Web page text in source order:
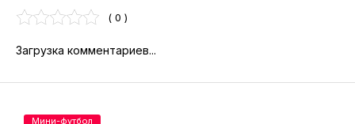
( 0 )
Загрузка комментариев...
Мини-футбол